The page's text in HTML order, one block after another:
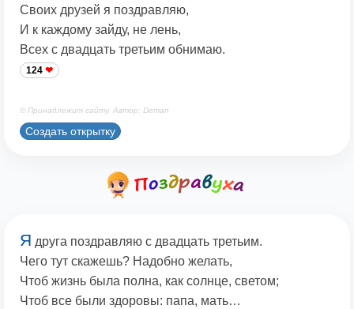
Своих друзей я поздравляю,
И к каждому зайду, не лень,
Всех с двадцать третьим обнимаю.
124
© Принадлежит сайту. Автор: Deman
Создать открытку
Я друга поздравляю с двадцать третьим.
Чего тут скажешь? Надобно желать,
Чтоб жизнь была полна, как солнце, светом;
Чтоб все были здоровы: папа, мать…